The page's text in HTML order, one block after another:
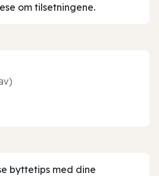
om tilsetningene.
byttetips med dine